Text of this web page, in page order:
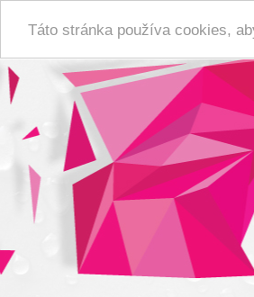
Táto stránka používa cookies,